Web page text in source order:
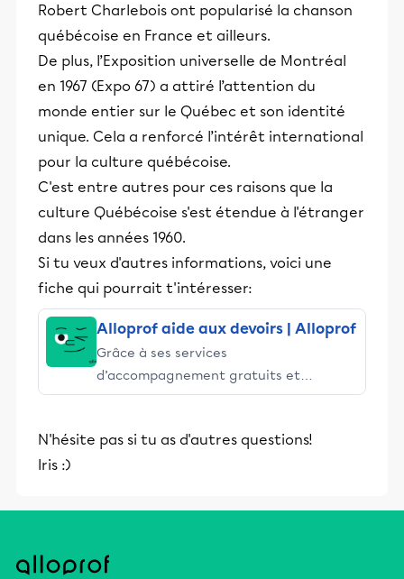
Robert Charlebois ont popularisé la chanson
québécoise en France et ailleurs.
De plus, l’Exposition universelle de Montréal
en 1967 (Expo 67) a attiré l’attention du
monde entier sur le Québec et son identité
unique. Cela a renforcé l’intérêt international
pour la culture québécoise.
C'est entre autres pour ces raisons que la
culture Québécoise s'est étendue à l'étranger
dans les années 1960.
Si tu veux d'autres informations, voici une
fiche qui pourrait t'intéresser:
Alloprof aide aux devoirs | Alloprof
Grâce à ses services
d’accompagnement gratuits et
stimulants, Alloprof engage les élèves
éducative.
N'hésite pas si tu as d'autres questions!
Iris :)